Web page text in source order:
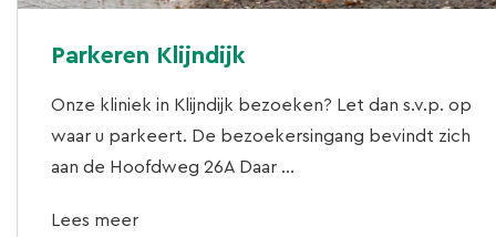
Parkeren Klijndijk
Onze kliniek in Klijndijk bezoeken? Let dan s.v.p. op
waar u parkeert. De bezoekersingang bevindt zich
aan de Hoofdweg 26A Daar ...
Lees meer